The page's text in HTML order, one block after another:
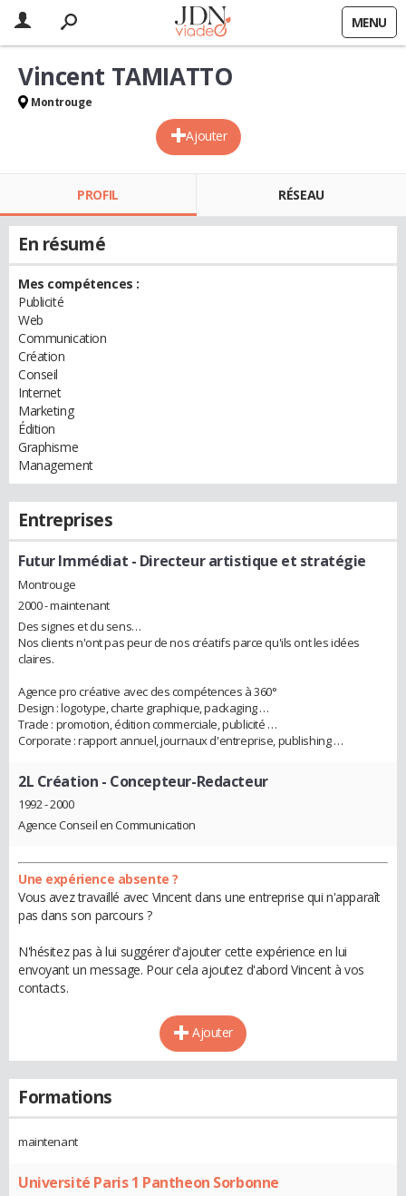
MENU
Ajouter
Vincent TAMIATTO
Montrouge
PROFIL RÉSEAU
En résumé
Mes compétences :
Publicité
Web
Communication
Création
Conseil
Internet
Marketing
Édition
Graphisme
Management
Entreprises
Futur Immédiat - Directeur artistique et stratégie
Montrouge
2000 - maintenant
Des signes et du sens…
Nos clients n'ont pas peur de nos créatifs parce qu'ils ont les idées
claires.
Agence pro créative avec des compétences à 360°
Design : logotype, charte graphique, packaging …
Trade : promotion, édition commerciale, publicité …
Corporate : rapport annuel, journaux d'entreprise, publishing …
2L Création - Concepteur-Redacteur
1992 - 2000
Agence Conseil en Communication
Une expérience absente ?
Vous avez travaillé avec Vincent dans une entreprise qui n'apparaît
pas dans son parcours ?
N'hésitez pas à lui suggérer d'ajouter cette expérience en lui
envoyant un message. Pour cela ajoutez d'abord Vincent à vos
contacts.
Ajouter
Formations
maintenant
Université Paris 1 Pantheon Sorbonne